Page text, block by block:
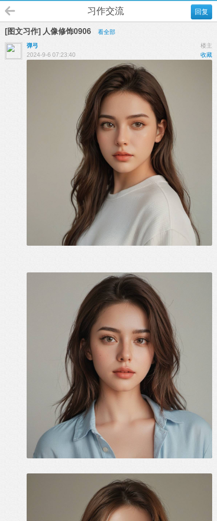
回复
习作交流
[图文习作] 人像修饰0906
看全部
楼主
弹弓
收藏
2024-9-6 07:23:40